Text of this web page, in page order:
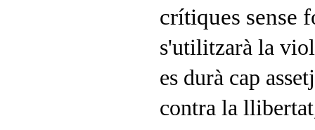
crítiques sense
s'utilitzarà la
es durà cap
contra la